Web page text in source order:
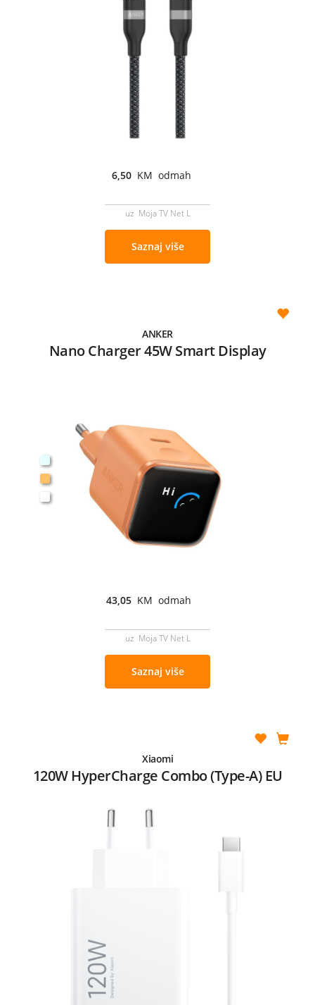
6,50 KM odmah
uz Moja TV Net L
Saznaj više
ANKER
Nano Charger 45W Smart Display
43,05 KM odmah
uz Moja TV Net L
Saznaj više
Xiaomi
120W HyperCharge Combo (Type-A) EU